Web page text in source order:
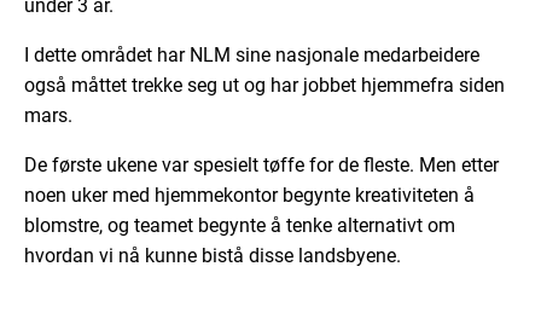
under3 år.
I dette området har NLM sine nasjonale medarbeidere
også måttet trekke seg ut og har jobbet hjemmefra siden
mars.
De første ukene varspesielt tøffe for de fleste. Men etter
noen uker med hjemmekontorbegynte kreativiteten å
blomstre, og teamet begynte å tenke alternativt om
hvordan vi nå kunne bistå disse landsbyene.